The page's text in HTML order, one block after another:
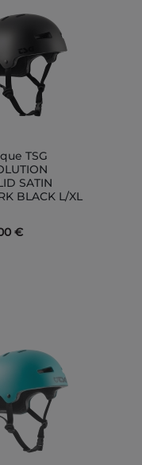
TSG
SATIN
BLACK L/XL
€